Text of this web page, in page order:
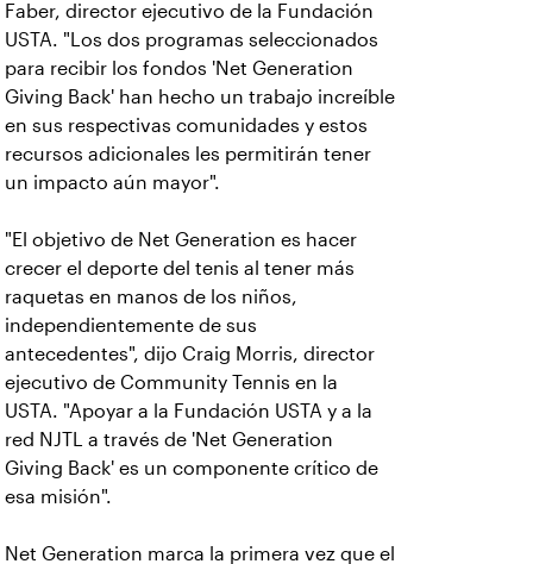
Faber, director ejecutivo de la Fundación
USTA. "Los dos programas seleccionados
para recibir los fondos 'Net Generation
Giving Back' han hecho un trabajo increíble
en sus respectivas comunidades y estos
recursos adicionales les permitirán tener
un impacto aún mayor".
"El objetivo de Net Generation es hacer
crecer el deporte del tenis al tener más
raquetas en manos de los niños,
independientemente de sus
antecedentes", dijo Craig Morris, director
ejecutivo de Community Tennis en la
USTA. "Apoyar a la Fundación USTA y a la
red NJTL a través de 'Net Generation
Giving Back' es un componente crítico de
esa misión".
Net Generation marca la primera vez que el